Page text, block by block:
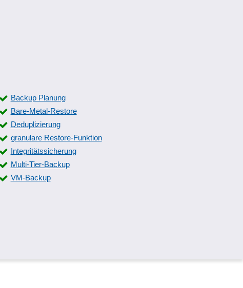
Backup Planung
Bare-Metal-Restore
Deduplizierung
granulare Restore-Funktion
Integritätssicherung
Multi-Tier-Backup
VM-Backup